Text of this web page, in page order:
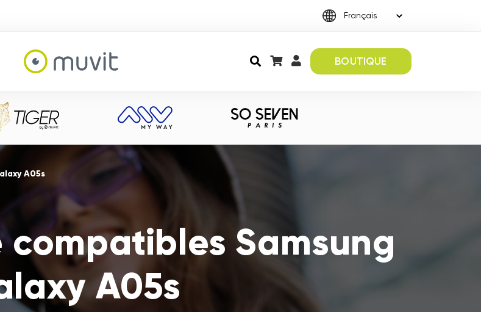
BOUTIQUE
A05s
compatibles Samsung
A05s